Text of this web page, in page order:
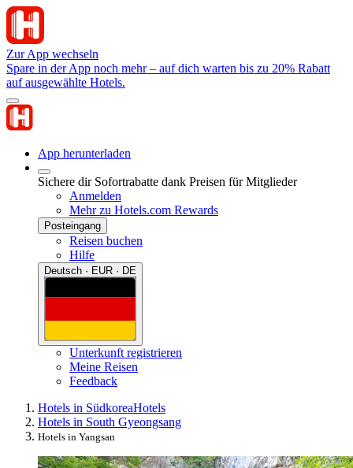
Zur App wechseln
Spare in der App noch mehr – auf dich warten bis zu 20% Rabatt
auf ausgewählte Hotels.
App herunterladen
Sichere dir Sofortrabatte dank Preisen für Mitglieder
Anmelden
Mehr zu Hotels.com Rewards
Posteingang
Reisen buchen
Hilfe
Deutsch · EUR · DE
Unterkunft registrieren
Meine Reisen
Feedback
Hotels in SüdkoreaHotels
Hotels in South Gyeongsang
Hotels in Yangsan